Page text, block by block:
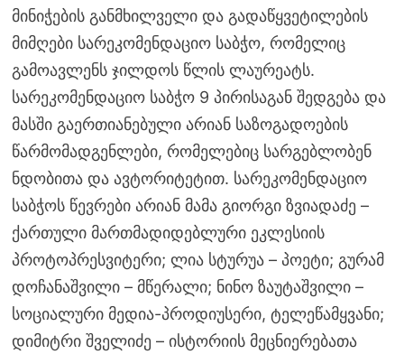
მინიჭების განმხილველი და გადაწყვეტილების
მიმღები სარეკომენდაციო საბჭო, რომელიც
გამოავლენს ჯილდოს წლის ლაურეატს.
სარეკომენდაციო საბჭო 9 პირისაგან შედგება და
მასში გაერთიანებული არიან საზოგადოების
წარმომადგენლები, რომელებიც სარგებლობენ
ნდობითა და ავტორიტეტით. სარეკომენდაციო
საბჭოს წევრები არიან მამა გიორგი ზვიადაძე –
ქართული მართმადიდებლური ეკლესიის
პროტოპრესვიტერი; ლია სტურუა – პოეტი; გურამ
დოჩანაშვილი – მწერალი; ნინო ზაუტაშვილი –
სოციალური მედია-პროდიუსერი, ტელეწამყვანი;
დიმიტრი შველიძე – ისტორიის მეცნიერებათა